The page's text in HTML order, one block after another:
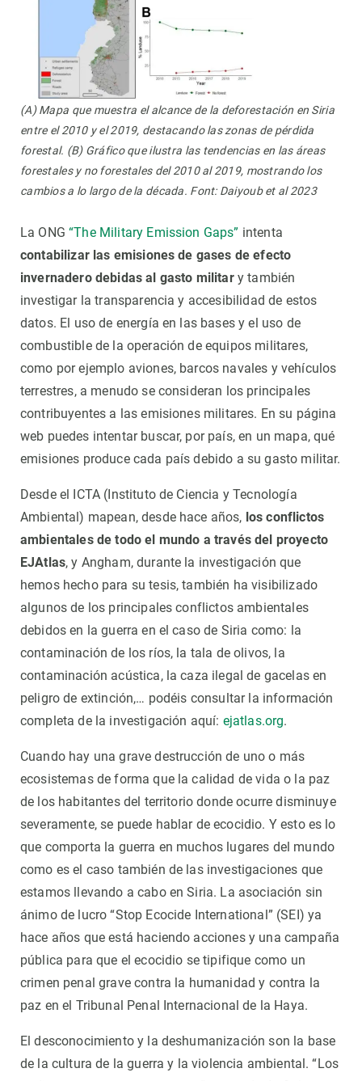
(A) Mapa que muestra el alcance de la deforestación en Siria
entre el 2010 y el 2019, destacando las zonas de pérdida
forestal. (B) Gráfico que ilustra las tendencias en las áreas
forestales y no forestales del 2010 al 2019, mostrando los
cambios a lo largo de la década. Font: Daiyoub et al 2023
La ONG“The Military Emission Gaps” intenta
contabilizar las emisiones de gases de efecto
invernadero debidas al gasto military también
investigar la transparencia y accesibilidad de estos
datos. El uso de energía en las bases y el uso de
combustible de la operación de equipos militares,
como por ejemplo aviones, barcos navales y vehículos
terrestres, a menudo se consideran los principales
contribuyentes a las emisiones militares. En su página
web puedes intentar buscar, por país, en un mapa, qué
emisiones produce cada país debido a su gasto militar.
Desde el ICTA (Instituto de Ciencia y Tecnología
Ambiental) mapean, desde hace años, los conflictos
ambientales de todo el mundo a través del proyecto
EJAtlas, y Angham, durante la investigación que
hemos hecho para su tesis, también ha visibilizado
algunos de los principales conflictos ambientales
debidos en la guerra en el caso de Siria como: la
contaminación de los ríos, la tala de olivos, la
contaminación acústica, la caza ilegal de gacelas en
peligro de extinción,… podéis consultar la información
completa de la investigación aquí: ejatlas.org.
Cuando hay una grave destrucción de uno o más
ecosistemas de forma que la calidad de vida o la paz
de los habitantes del territorio donde ocurre disminuye
severamente, se puede hablar de ecocidio. Y esto es lo
que comporta la guerra en muchos lugares del mundo
como es el caso también de las investigaciones que
estamos llevando a cabo en Siria. La asociación sin
ánimo de lucro “Stop Ecocide International” (SEI) ya
hace años que está haciendo acciones y una campaña
pública para que el ecocidio se tipifique como un
crimen penal grave contra la humanidad y contra la
paz en el Tribunal Penal Internacional de la Haya.
El desconocimiento y la deshumanización son la base
de la cultura de la guerra y la violencia ambiental. “Los